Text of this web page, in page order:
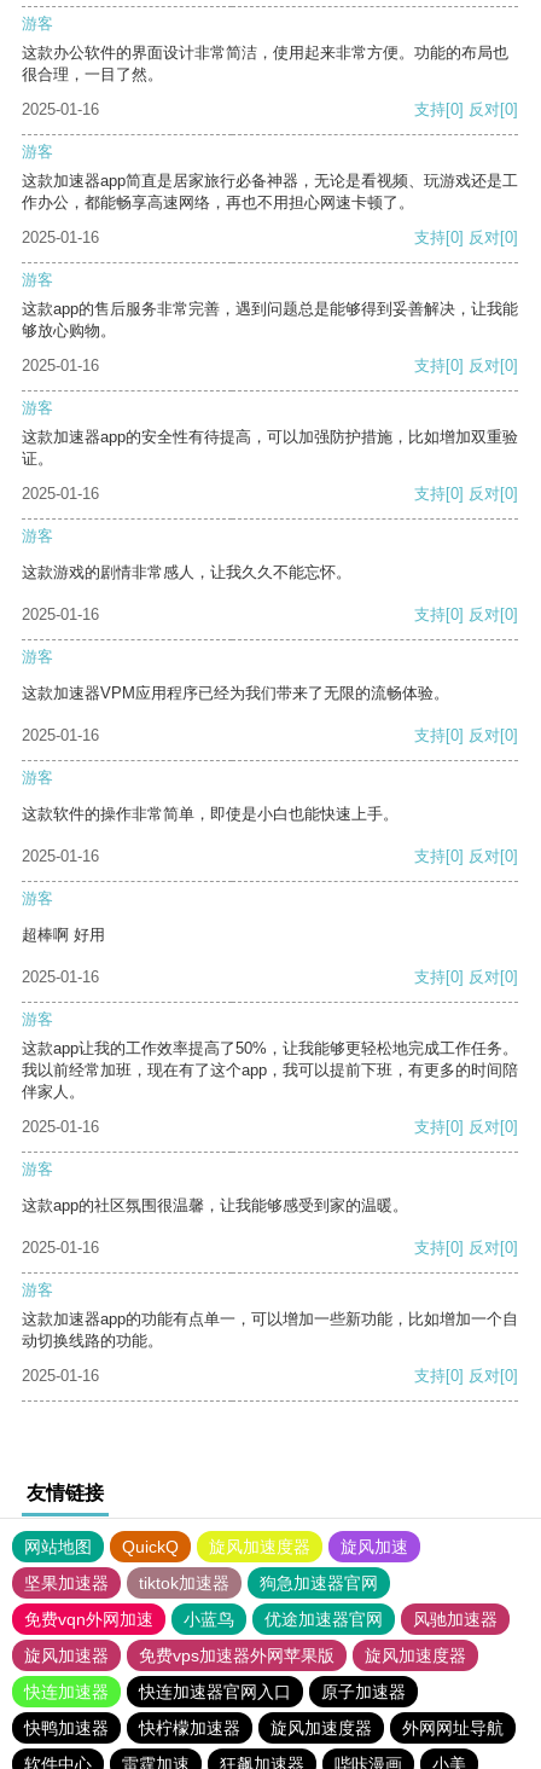
游客
这款办公软件的界面设计非常简洁，使用起来非常方便。功能的布局也
很合理，一目了然。
2025-01-16
支持[0] 反对[0]
游客
这款加速器app简直是居家旅行必备神器，无论是看视频、玩游戏还是工
作办公，都能畅享高速网络，再也不用担心网速卡顿了。
2025-01-16
支持[0] 反对[0]
游客
这款app的售后服务非常完善，遇到问题总是能够得到妥善解决，让我能
够放心购物。
2025-01-16
支持[0] 反对[0]
游客
这款加速器app的安全性有待提高，可以加强防护措施，比如增加双重验
证。
2025-01-16
支持[0] 反对[0]
游客
这款游戏的剧情非常感人，让我久久不能忘怀。
2025-01-16 支持[0] 反对[0]
游客
这款加速器VPM应用程序已经为我们带来了无限的流畅体验。
2025-01-16 支持[0] 反对[0]
游客
这款软件的操作非常简单，即使是小白也能快速上手。
2025-01-16 支持[0] 反对[0]
游客
超棒啊 好用
2025-01-16 支持[0] 反对[0]
游客
这款app让我的工作效率提高了50%，让我能够更轻松地完成工作任务。
我以前经常加班，现在有了这个app，我可以提前下班，有更多的时间陪
伴家人。
2025-01-16
支持[0] 反对[0]
游客
这款app的社区氛围很温馨，让我能够感受到家的温暖。
2025-01-16 支持[0] 反对[0]
游客
这款加速器app的功能有点单一，可以增加一些新功能，比如增加一个自
动切换线路的功能。
2025-01-16
支持[0] 反对[0]
友情链接
网站地图 QuickQ 旋风加速度器
旋风加速
坚果加速器
tiktok加速器
狗急加速器官网
免费vqn外网加速
小蓝鸟 优途加速器官网
风驰加速器
旋风加速器
免费vps加速器外网苹果版
旋风加速度器
快连加速器
快连加速器官网入口
原子加速器
快鸭加速器
快柠檬加速器 旋风加速度器
外网网址导航
软件中心
雷霆加速 狂飙加速器 哔咔漫画 小美